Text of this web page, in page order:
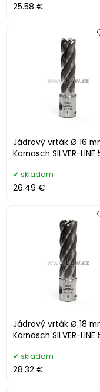
25.58 €
Jádrový vrták Ø 16
Karnasch SILVER-LINE
skladom
26.49 €
Jádrový vrták Ø 18
Karnasch SILVER-LINE
skladom
28.32 €